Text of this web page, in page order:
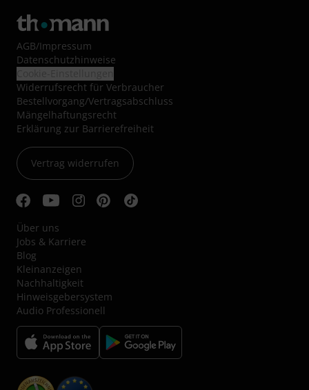
AGB/Impressum
Datenschutzhinweise
Widerrufsrecht für Verbraucher
Bestellvorgang/Vertragsabschluss
Mängelhaftungsrecht
Erklärung zur Barrierefreiheit
Vertrag widerrufen
Über uns
Jobs & Karriere
Blog
Kleinanzeigen
Nachhaltigkeit
Hinweisgebersystem
Audio Professionell